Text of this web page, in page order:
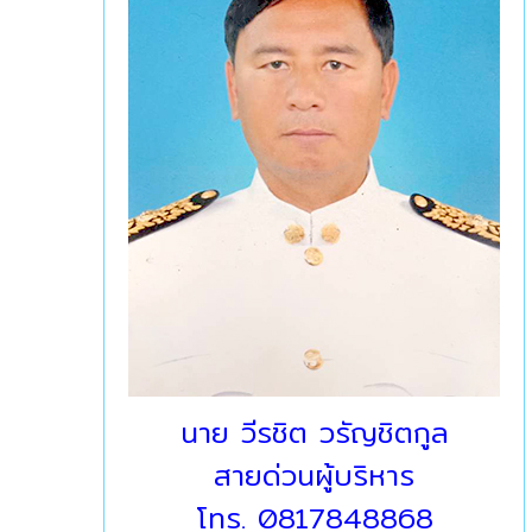
นาย วีรชิต วรัญชิตกูล
สายด่วนผู้บริหาร
โทร. 0817848868